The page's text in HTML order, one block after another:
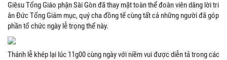
Giêsu Tổng Giáo phận Sài Gòn đã thay mặt toàn thể đoàn viên dâng lời tri
ân Đức Tổng Giám mục, quý cha đồng tế cùng tất cả những người đã góp
phần tổ chức ngày lễ trọng thể này.
Thánh lễ khép lại lúc 11g00 cùng ngày với niềm vui được diễn tả trong các